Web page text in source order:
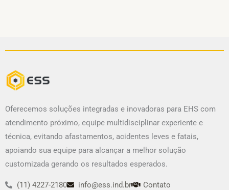
Oferecemos soluções integradas e inovadoras para EHS com
atendimento próximo, equipe multidisciplinar experiente e
técnica, evitando afastamentos, acidentes leves e fatais,
apoiando sua equipe para alcançar a melhor solução
customizada gerando os resultados esperados.
(11) 4227-2180 info@ess.ind.br Contato